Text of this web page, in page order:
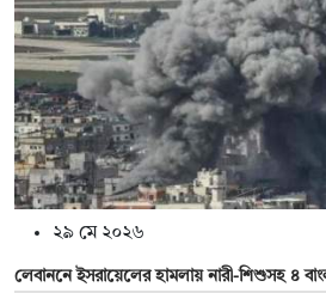
২৯ মে ২০২৬
লেবাননে ইসরায়েলের হামলায় নারী-শিশুসহ ৪